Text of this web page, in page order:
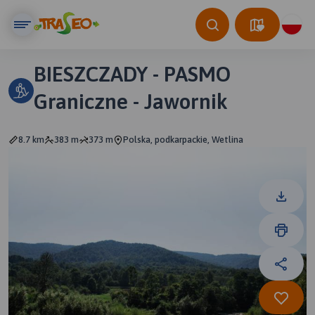
BIESZCZADY - PASMO
Graniczne - Jawornik
8.7 km 383 m 373 m Polska, podkarpackie, Wetlina